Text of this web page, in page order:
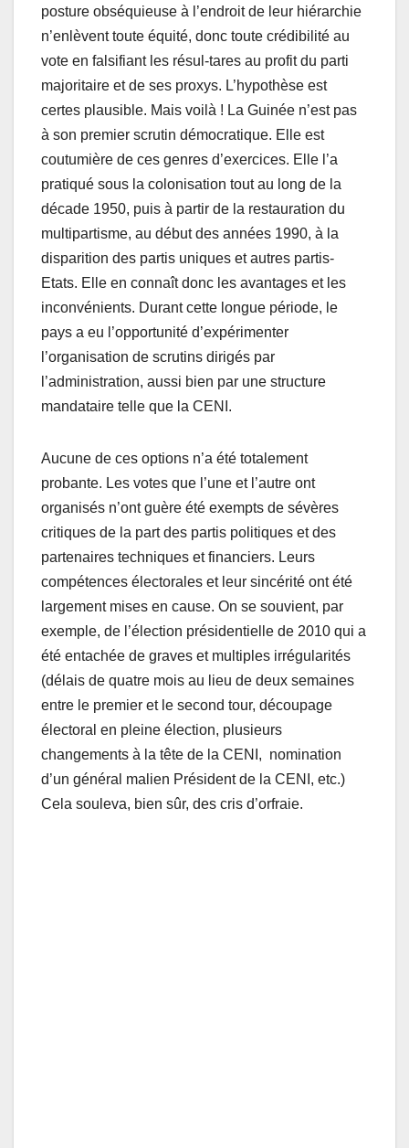
posture obséquieuse à l’endroit de leur hiérarchie
n’enlèvent toute équité, donc toute crédibilité au
vote en falsifiant les résul-tares au profit du parti
majoritaire et de ses proxys. L’hypothèse est
certes plausible. Mais voilà ! La Guinée n’est pas
à son premier scrutin démocratique. Elle est
coutumière de ces genres d’exercices. Elle l’a
pratiqué sous la colonisation tout au long de la
décade 1950, puis à partir de la restauration du
multipartisme, au début des années 1990, à la
disparition des partis uniques et autres partis-
Etats. Elle en connaît donc les avantages et les
inconvénients. Durant cette longue période, le
pays a eu l’opportunité d’expérimenter
l’organisation de scrutins dirigés par
l’administration, aussi bien par une structure
mandataire telle que la CENI.
Aucune de ces options n’a été totalement
probante. Les votes que l’une et l’autre ont
organisés n’ont guère été exempts de sévères
critiques de la part des partis politiques et des
partenaires techniques et financiers. Leurs
compétences électorales et leur sincérité ont été
largement mises en cause. On se souvient, par
exemple, de l’élection présidentielle de 2010 qui a
été entachée de graves et multiples irrégularités
(délais de quatre mois au lieu de deux semaines
entre le premier et le second tour, découpage
électoral en pleine élection, plusieurs
changements à la tête de la CENI, nomination
d’un général malien Président de la CENI, etc.)
Cela souleva, bien sûr, des cris d’orfraie.